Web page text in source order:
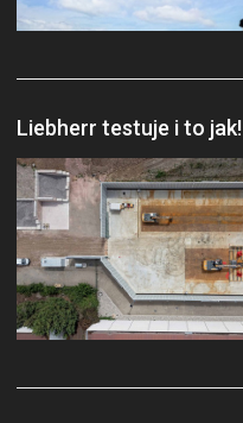
Liebherr testuje i to jak!